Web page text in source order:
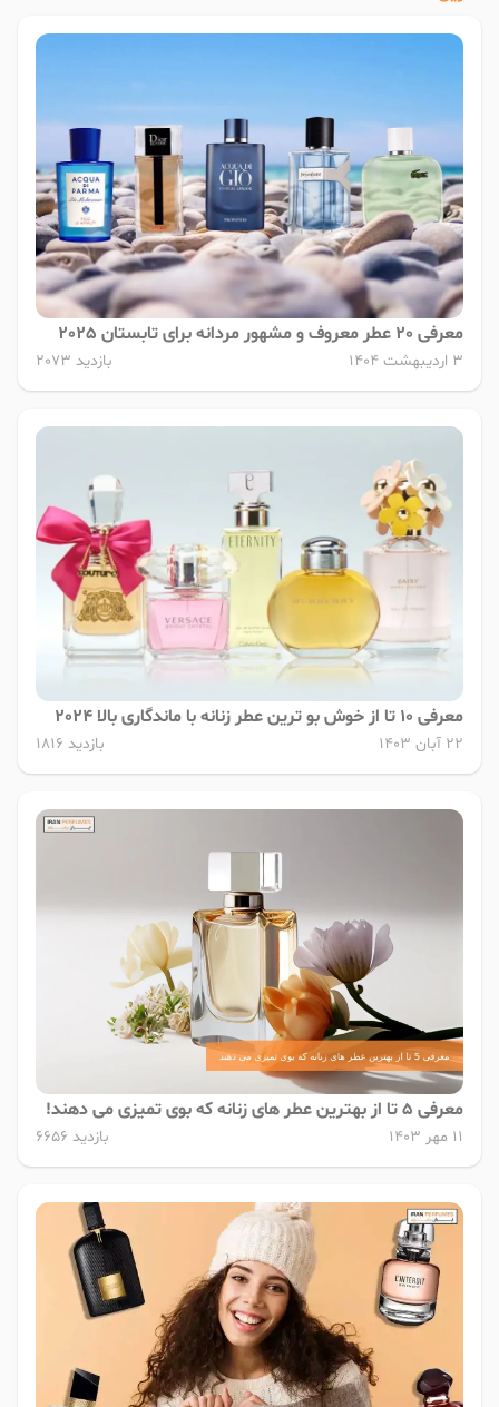
معرفی 20 عطر معروف و مشهور مردانه برای تابستان 2025
3 اردیبهشت 1404 بازدید 2073
معرفی 10 تا از خوش بو ترین عطر زنانه با ماندگاری بالا 2024
22 آبان 1403 بازدید 1816
معرفی 5 تا از بهترین عطر های زنانه که بوی تمیزی می دهند!
11 مهر 1403 بازدید 6656